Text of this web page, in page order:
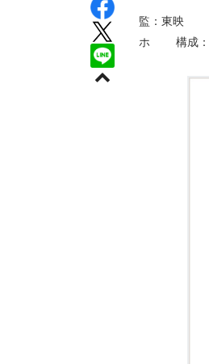
監：東映
ホ 構成：